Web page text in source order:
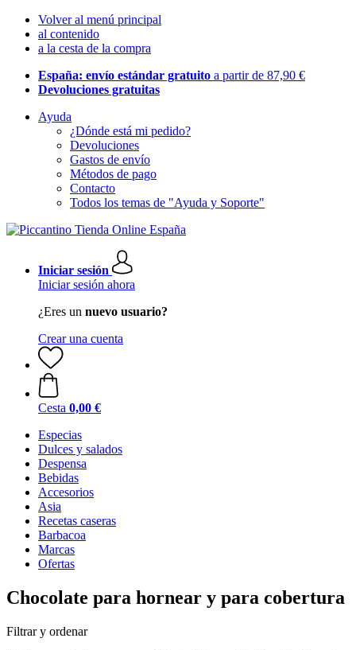
Volver al menú principal
al contenido
a la cesta de la compra
España: envío estándar gratuito a partir de 87,90 €
Devoluciones gratuitas
Ayuda
¿Dónde está mi pedido?
Devoluciones
Gastos de envío
Métodos de pago
Contacto
Todos los temas de "Ayuda y Soporte"
Iniciar sesión
Iniciar sesión ahora
¿Eres un nuevo usuario?
Crear una cuenta
Cesta 0,00 €
Especias
Dulces y salados
Despensa
Bebidas
Accesorios
Asia
Recetas caseras
Barbacoa
Marcas
Ofertas
Chocolate para hornear y para cobertura
Filtrar y ordenar